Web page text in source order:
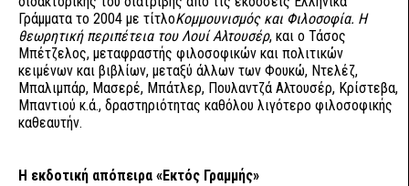
Γράμματα το 2004 με τίτλοΚομμουνισμός και Φιλοσοφία. Η
θεωρητική περιπέτεια του Λουί Αλτουσέρ, και ο Τάσος
Μπέτζελος, μεταφραστής φιλοσοφικών και πολιτικών
κειμένων και βιβλίων, μεταξύ άλλων των Φουκώ, Ντελέζ,
Μπαλιμπάρ, Μασερέ, Μπάτλερ, Πουλαντζά Αλτουσέρ, Κρίστεβα,
Μπαντιού κ.ά., δραστηριότητας καθόλου λιγότερο φιλοσοφικής
καθεαυτήν.
Η εκδοτική απόπειρα «Εκτός Γραμμής»